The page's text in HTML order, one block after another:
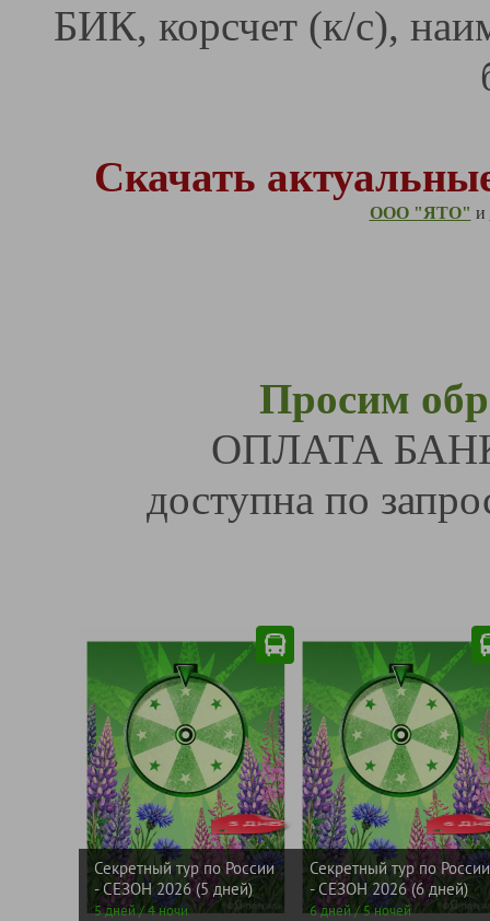
БИК, корсчет (к/с), н
Скачать
ООО "ЯТО" и
Просим
ОПЛАТА
доступна по
Секретный тур по России
- СЕЗОН 2026 (5 дней)
5 дней / 4 ночи
5 ДНЕЙ
от
25000
рублей
Секретный тур по России
- СЕЗОН 2026 (6 дней)
6 дней / 5 ночей
6
от
рублей